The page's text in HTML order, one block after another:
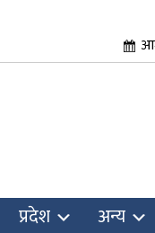
प्रदेश अन्य